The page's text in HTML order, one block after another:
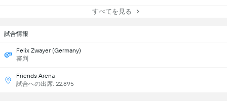
すべてを見る
試合情報
Felix Zwayer (Germany)
審判
Friends Arena
試合への出席: 22,895